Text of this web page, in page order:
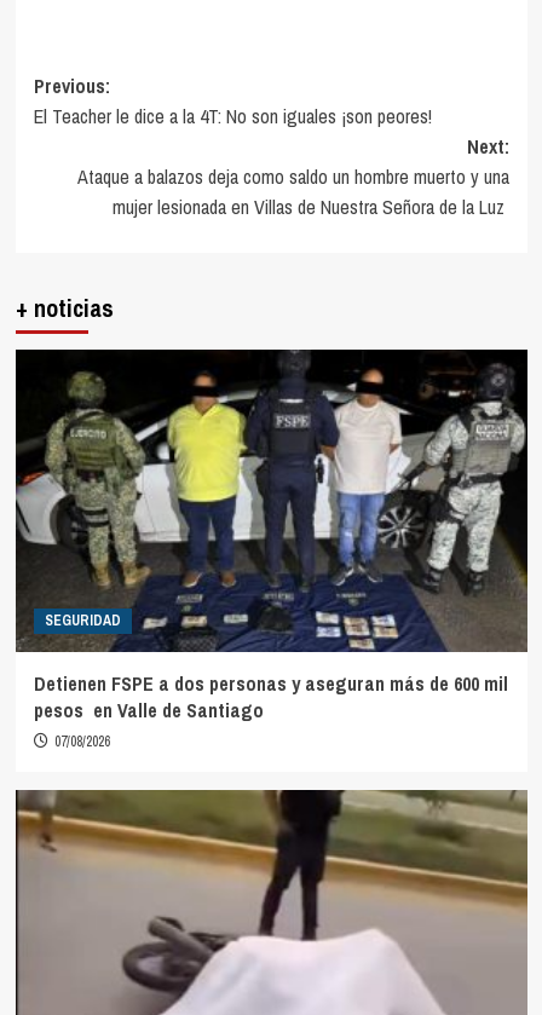
Post
navigation
Previous:
El Teacher le dice a la 4T: No son iguales ¡son peores!
Next:
Ataque a balazos deja como saldo un hombre muerto y una
mujer lesionada en Villas de Nuestra Señora de la Luz
+ noticias
SEGURIDAD
Detienen FSPE a dos personas y aseguran más de 600 mil
pesos en Valle de Santiago
07/08/2026